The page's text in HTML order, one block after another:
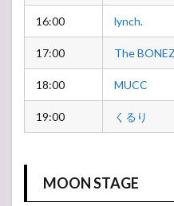
16:00 lynch.
17:00 The BONEZ
18:00 MUCC
19:00 くるり
MOON STAGE